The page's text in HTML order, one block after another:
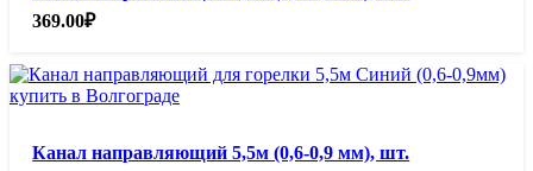
369.00₽
Канал направляющий 5,5м (0,6-0,9 мм), шт.